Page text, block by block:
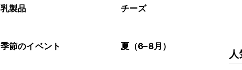
乳製品 チーズ
季節のイベント 夏（6–8月）